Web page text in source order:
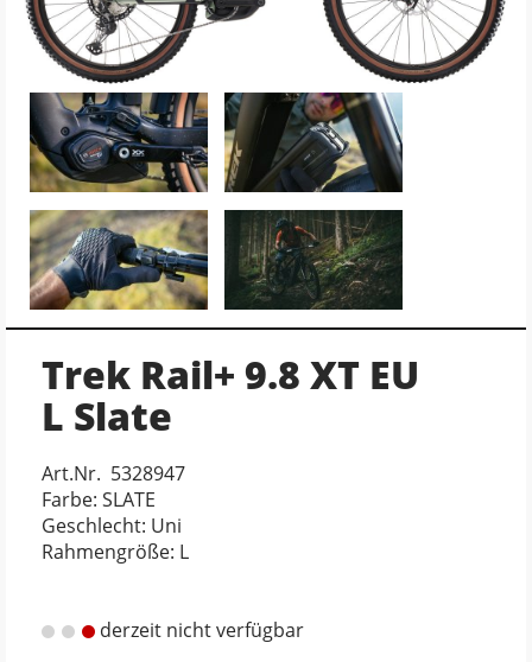
Trek Rail+ 9.8 XT EU
L Slate
Art.Nr. 5328947
Farbe: SLATE
Geschlecht: Uni
Rahmengröße: L
derzeit nicht verfügbar